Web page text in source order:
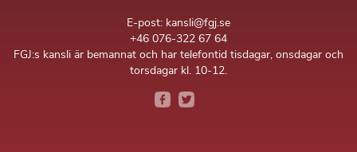
E-post: kansli@fgj.se
+46 076-322 67 64
FGJ:s kansli är bemannat och har telefontid tisdagar, onsdagar och
torsdagar kl. 10-12.